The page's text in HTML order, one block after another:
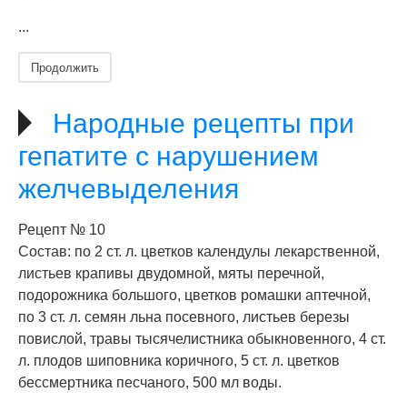
...
Продолжить
Народные рецепты при
гепатите с нарушением
желчевыделения
Рецепт № 10
Состав: по 2 ст. л. цветков календулы лекарственной,
листьев крапивы двудомной, мяты перечной,
подорожника большого, цветков ромашки аптечной,
по 3 ст. л. семян льна посевного, листьев березы
повислой, травы тысячелистника обыкновенного, 4 ст.
л. плодов шиповника коричного, 5 ст. л. цветков
бессмертника песчаного, 500 мл воды.